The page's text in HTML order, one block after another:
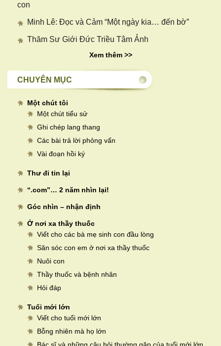
con
Minh Lê: Đọc và Cảm “Một ngày kia… đến bờ”
Thăm Sư Giới Đức Triều Tâm Ảnh
Xem thêm >>
CHUYÊN MỤC
Một chút tôi
Một chút tiểu sử
Ghi chép lang thang
Các bài trả lời phỏng vấn
Vài đoạn hồi ký
Thư đi tin lại
“.com”… 2 năm nhìn lại!
Góc nhìn – nhận định
Ở nơi xa thầy thuốc
Viết cho các bà mẹ sinh con đầu lòng
Săn sóc con em ở nơi xa thầy thuốc
Nuôi con
Thầy thuốc và bệnh nhân
Hỏi đáp
Tuổi mới lớn
Viết cho tuổi mới lớn
Bỗng nhiên mà họ lớn